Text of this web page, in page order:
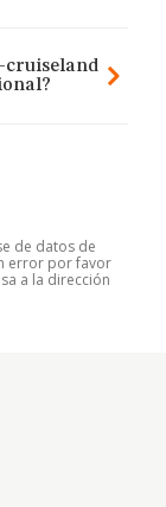
cruiseland
de datos de
error por favor
a la dirección